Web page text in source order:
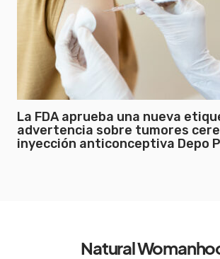
La FDA aprueba una nueva
advertencia sobre tumores
inyección anticonceptiva Depo
Natural